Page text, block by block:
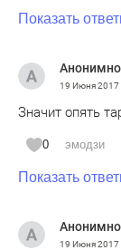
Показать
Анонимно
19 Июня 2017
Значит опять
0 эмодзи
Показать
Анонимно
19 Июня 2017